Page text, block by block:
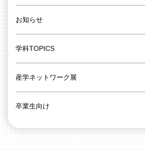
お知らせ
学科TOPICS
産学ネットワーク展
卒業生向け